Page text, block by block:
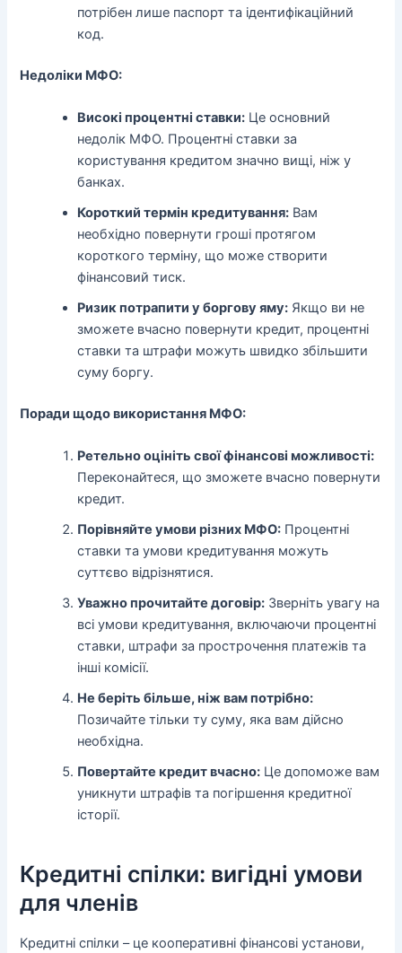
потрібен лише паспорт та ідентифікаційний
код.
Недоліки МФО:
Високі процентні ставки: Це основний
недолік МФО. Процентні ставки за
користування кредитом значно вищі, ніж у
банках.
Короткий термін кредитування: Вам
необхідно повернути гроші протягом
короткого терміну, що може створити
фінансовий тиск.
Ризик потрапити у боргову яму: Якщо ви не
зможете вчасно повернути кредит, процентні
ставки та штрафи можуть швидко збільшити
суму боргу.
Поради щодо використання МФО:
Ретельно оцініть свої фінансові можливості:
Переконайтеся, що зможете вчасно повернути
кредит.
Порівняйте умови різних МФО: Процентні
ставки та умови кредитування можуть
суттєво відрізнятися.
Уважно прочитайте договір: Зверніть увагу на
всі умови кредитування, включаючи процентні
ставки, штрафи за прострочення платежів та
інші комісії.
Не беріть більше, ніж вам потрібно:
Позичайте тільки ту суму, яка вам дійсно
необхідна.
Повертайте кредит вчасно: Це допоможе вам
уникнути штрафів та погіршення кредитної
історії.
Кредитні спілки: вигідні умови
для членів
Кредитні спілки – це кооперативні фінансові установи,